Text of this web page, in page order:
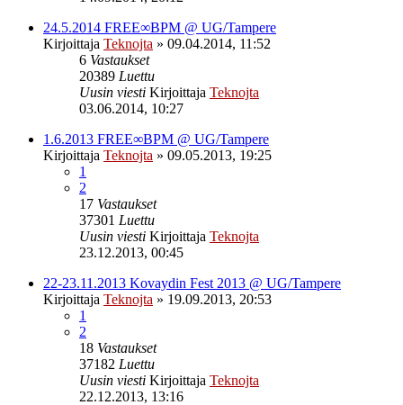
24.5.2014 FREE∞BPM @ UG/Tampere
Kirjoittaja Teknojta » 09.04.2014, 11:52
6 Vastaukset
20389 Luettu
Uusin viesti Kirjoittaja Teknojta
03.06.2014, 10:27
1.6.2013 FREE∞BPM @ UG/Tampere
Kirjoittaja Teknojta » 09.05.2013, 19:25
1
2
17 Vastaukset
37301 Luettu
Uusin viesti Kirjoittaja Teknojta
23.12.2013, 00:45
22-23.11.2013 Kovaydin Fest 2013 @ UG/Tampere
Kirjoittaja Teknojta » 19.09.2013, 20:53
1
2
18 Vastaukset
37182 Luettu
Uusin viesti Kirjoittaja Teknojta
22.12.2013, 13:16